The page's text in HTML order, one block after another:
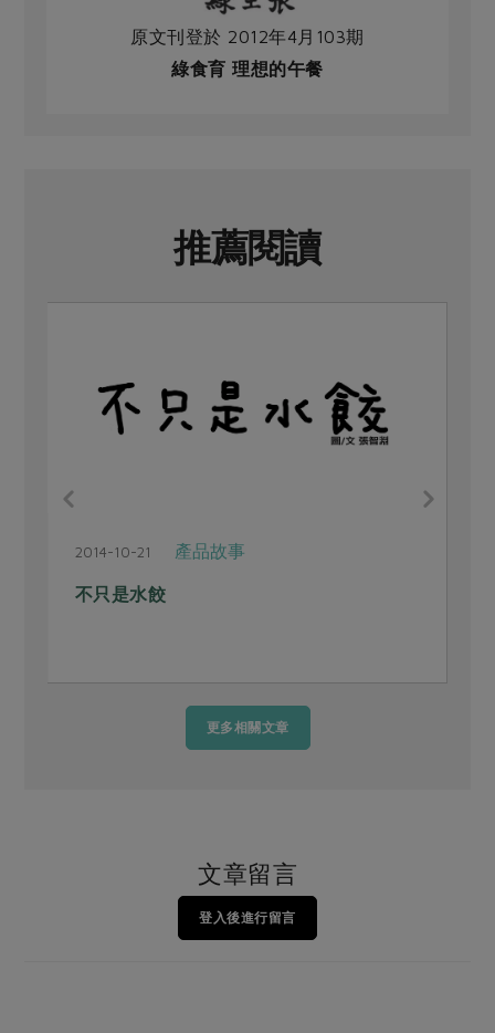
原文刊登於 2012年4月103期
綠食育 理想的午餐
推薦閱讀
2014-10-21 產品故事
不只是水餃
更多相關文章
文章留言
登入後進行留言